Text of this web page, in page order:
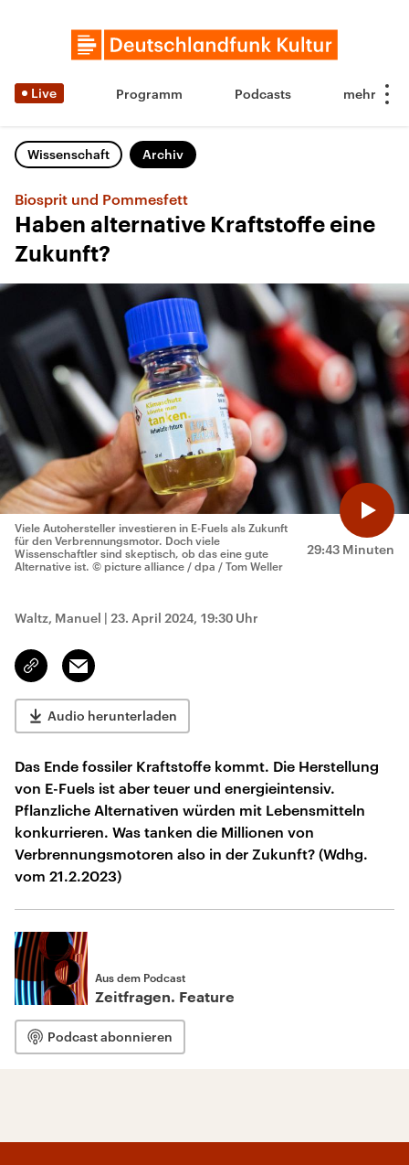
Live Programm Podcasts
Wissenschaft Archiv
Biosprit und Pommesfett
Haben alternative Kraftstoffe eine
Zukunft?
29:43 Minuten
Viele Autohersteller investieren in E-Fuels als Zukunft
für den Verbrennungsmotor. Doch viele
Wissenschaftler sind skeptisch, ob das eine gute
Alternative ist. © picture alliance / dpa / Tom Weller
Waltz, Manuel | 23. April 2024, 19:30 Uhr
Link
kopieren/teilen
Email
Audio herunterladen
Das Ende fossiler Kraftstoffe kommt. Die Herstellung
von E-Fuels ist aber teuer und energieintensiv.
Pflanzliche Alternativen würden mit Lebensmitteln
konkurrieren. Was tanken die Millionen von
Verbrennungsmotoren also in der Zukunft? (Wdhg.
vom 21.2.2023)
Aus dem Podcast
Zeitfragen. Feature
Podcast abonnieren